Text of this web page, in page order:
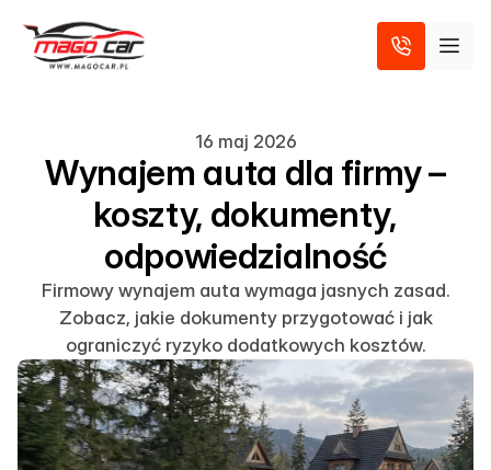
16 maj 2026
Wynajem auta dla firmy –
koszty, dokumenty,
odpowiedzialność
Firmowy wynajem auta wymaga jasnych zasad.
Zobacz, jakie dokumenty przygotować i jak
ograniczyć ryzyko dodatkowych kosztów.